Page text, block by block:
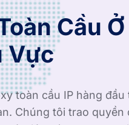
Cầu
Vực
toàn cầu IP hàng
Chúng tôi trao